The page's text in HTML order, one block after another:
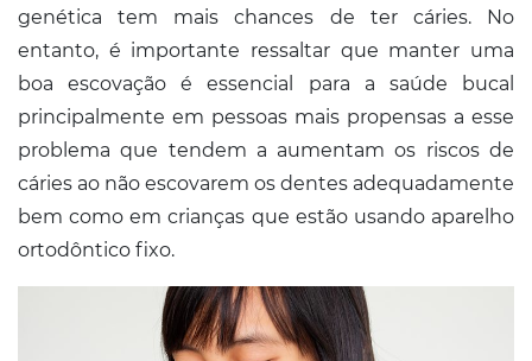
genética tem mais chances de ter cáries. No
entanto, é importante ressaltar que manter uma
boa escovação é essencial para a saúde bucal
principalmente em pessoas mais propensas a esse
problema que tendem a aumentam os riscos de
cáries ao não escovarem os dentes adequadamente
bem como em crianças que estão usando aparelho
ortodôntico fixo.